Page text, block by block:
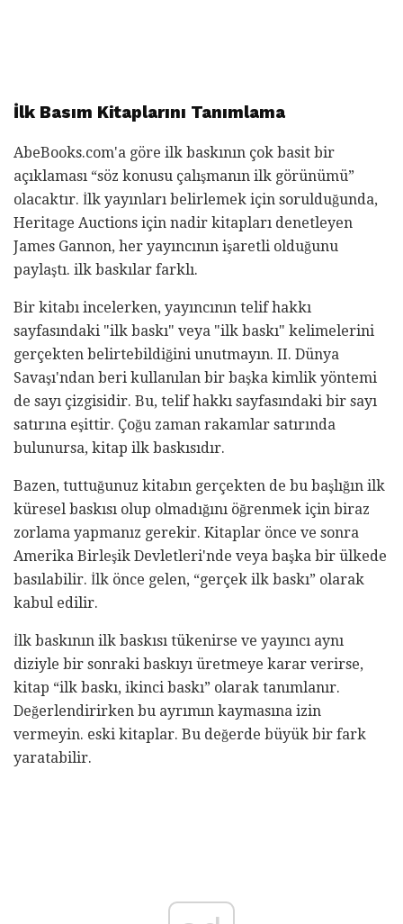
İlk Basım Kitaplarını Tanımlama
AbeBooks.com'a göre ilk baskının çok basit bir
açıklaması “söz konusu çalışmanın ilk görünümü”
olacaktır. İlk yayınları belirlemek için sorulduğunda,
Heritage Auctions için nadir kitapları denetleyen
James Gannon, her yayıncının işaretli olduğunu
paylaştı. ilk baskılar farklı.
Bir kitabı incelerken, yayıncının telif hakkı
sayfasındaki "ilk baskı" veya "ilk baskı" kelimelerini
gerçekten belirtebildiğini unutmayın. II. Dünya
Savaşı'ndan beri kullanılan bir başka kimlik yöntemi
de sayı çizgisidir. Bu, telif hakkı sayfasındaki bir sayı
satırına eşittir. Çoğu zaman rakamlar satırında
bulunursa, kitap ilk baskısıdır.
Bazen, tuttuğunuz kitabın gerçekten de bu başlığın ilk
küresel baskısı olup olmadığını öğrenmek için biraz
zorlama yapmanız gerekir. Kitaplar önce ve sonra
Amerika Birleşik Devletleri'nde veya başka bir ülkede
basılabilir. İlk önce gelen, “gerçek ilk baskı” olarak
kabul edilir.
İlk baskının ilk baskısı tükenirse ve yayıncı aynı
diziyle bir sonraki baskıyı üretmeye karar verirse,
kitap “ilk baskı, ikinci baskı” olarak tanımlanır.
Değerlendirirken bu ayrımın kaymasına izin
vermeyin. eski kitaplar. Bu değerde büyük bir fark
yaratabilir.